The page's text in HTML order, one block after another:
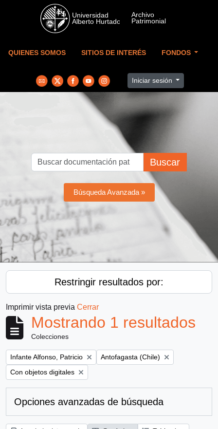
Skip to main content
QUIENES SOMOS SITIOS DE INTERÉS FONDOS
Iniciar sesión
Buscar
Búsqueda Avanzada »
Restringir resultados por:
Imprimir vista previa Cerrar
Mostrando 1 resultados
Colecciones
Remove filter:
Infante Alfonso, Patricio Remove filter:
Antofagasta (Chile)
Remove filter:
Con objetos digitales
Opciones avanzadas de búsqueda